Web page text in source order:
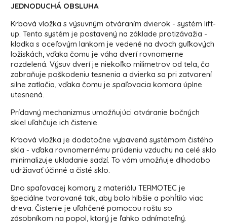
JEDNODUCHÁ OBSLUHA
Krbová vložka s výsuvným otváraním dvierok - systém lift-
up. Tento systém je postavený na základe protizávažia -
kladka s oceľovým lankom je vedené na dvoch guľkových
ložiskách, vďaka čomu je váha dverí rovnomerne
rozdelená. Výsuv dverí je niekoľko milimetrov od tela, čo
zabraňuje poškodeniu tesnenia a dvierka sa pri zatvorení
silne zatlačia, vďaka čomu je spaľovacia komora úplne
utesnená.
Prídavný mechanizmus umožňujúci otváranie bočných
skiel uľahčuje ich čistenie.
Krbová vložka je dodatočne vybavená systémom čistého
skla - vďaka rovnomernému prúdeniu vzduchu na celé sklo
minimalizuje ukladanie sadzí. To vám umožňuje dlhodobo
udržiavať účinné a čisté sklo.
Dno spaľovacej komory z materiálu TERMOTEC je
špeciálne tvarované tak, aby bolo hlbšie a pohĺtilo viac
dreva. Čistenie je uľahčené pomocou roštu so
zásobníkom na popol, ktorý je ľahko odnímateľný.